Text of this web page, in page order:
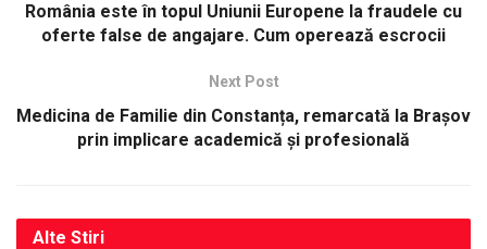
România este în topul Uniunii Europene la fraudele cu
oferte false de angajare. Cum operează escrocii
Next Post
Medicina de Familie din Constanța, remarcată la Brașov
prin implicare academică și profesională
Alte Stiri